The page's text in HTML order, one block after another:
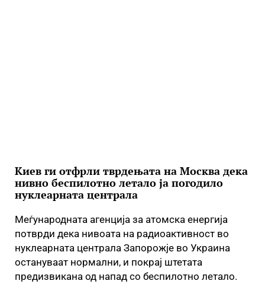
Киев ги отфрли тврдењата на Москва дека
нивно беспилотно летало ја погодило
нуклеарната централа
Меѓународната агенција за атомска енергија
потврди дека нивоата на радиоактивност во
нуклеарната централа Запорожје во Украина
остануваат нормални, и покрај штетата
предизвикана од напад со беспилотно летало.